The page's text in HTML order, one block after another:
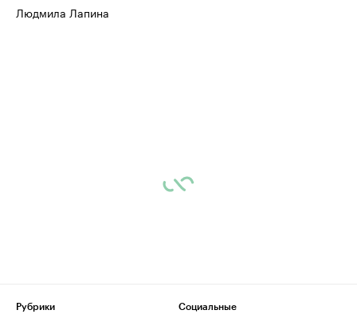
Людмила Лапина
Рубрики
Социальные